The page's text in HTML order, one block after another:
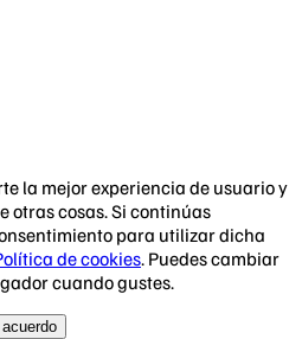
la mejor experiencia de usuario y
otras cosas. Si continúas
para utilizar dicha
de cookies. Puedes cambiar
cuando gustes.